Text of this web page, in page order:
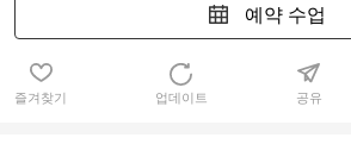
예약 수업
즐겨찾기 업데이트 공유